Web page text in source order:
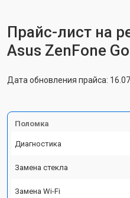
Прайс-лист на
Asus ZenFone
Дата обновления прайса:
Поломка
Диагностика
Замена стекла
Замена Wi-Fi